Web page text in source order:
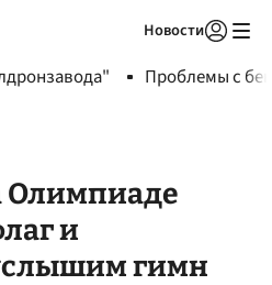
Новости
Проблемы с
Олимпиаде
и
гимн